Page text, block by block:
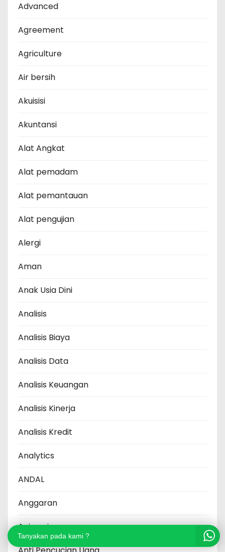
Advanced
Agreement
Agriculture
Air bersih
Akuisisi
Akuntansi
Alat Angkat
Alat pemadam
Alat pemantauan
Alat pengujian
Alergi
Aman
Anak Usia Dini
Analisis
Analisis Biaya
Analisis Data
Analisis Keuangan
Analisis Kinerja
Analisis Kredit
Analytics
ANDAL
Anggaran
Animasi
Tanyakan pada kami ?